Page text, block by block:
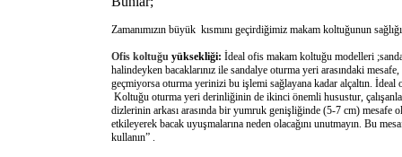
Zamanımızın büyük kısmını geçirdiğimiz makam koltuğunun
Ofis koltuğu yüksekliği: İdeal ofis makam koltuğu modelleri
halindeyken bacaklarınız ile sandalye oturma yeri arasındaki
geçmiyorsa oturma yerinizi bu işlemi sağlayana kadar alçaltın.
Koltuğu oturma yeri derinliğinin de ikinci önemli husustur,
dizlerinin arkası arasında bir yumruk genişliğinde (5-7 cm) mesafe
etkileyerek bacak uyuşmalarına neden olacağını unutmayın. Bu
kullanın” .